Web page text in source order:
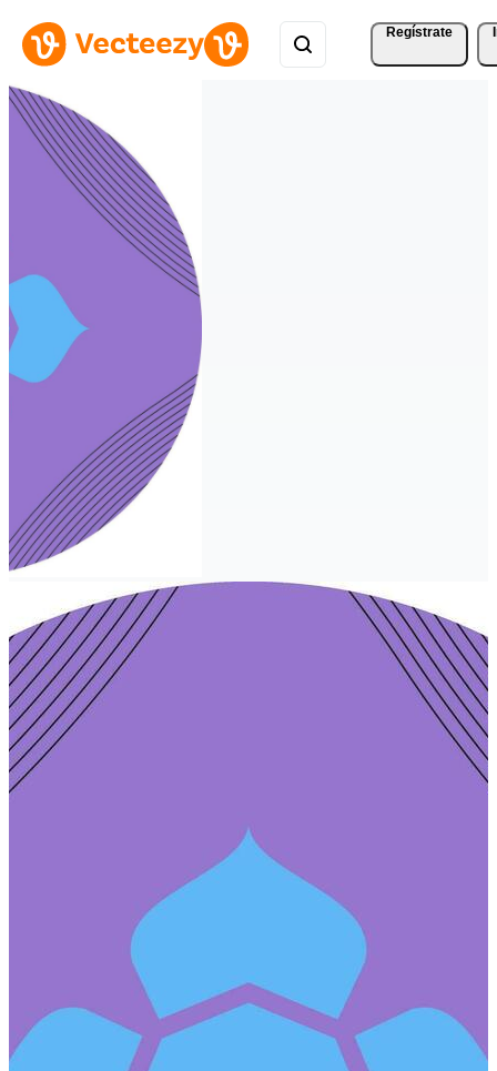
Regístrate